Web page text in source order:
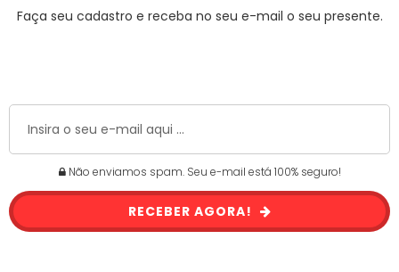
Faça seu cadastro e receba no seu e-mail o seu presente.
Não enviamos spam. Seu e-mail está 100% seguro!
RECEBER AGORA!